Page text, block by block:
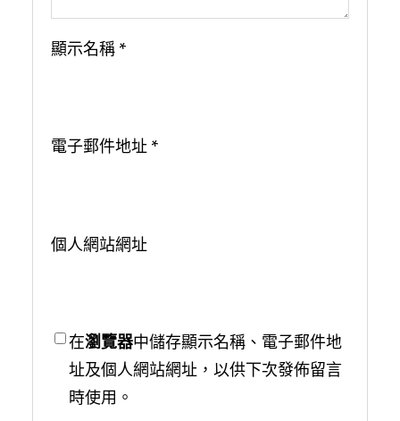
顯示名稱 *
電子郵件地址 *
個人網站網址
在瀏覽器中儲存顯示名稱、電子郵件地
址及個人網站網址，以供下次發佈留言
時使用。